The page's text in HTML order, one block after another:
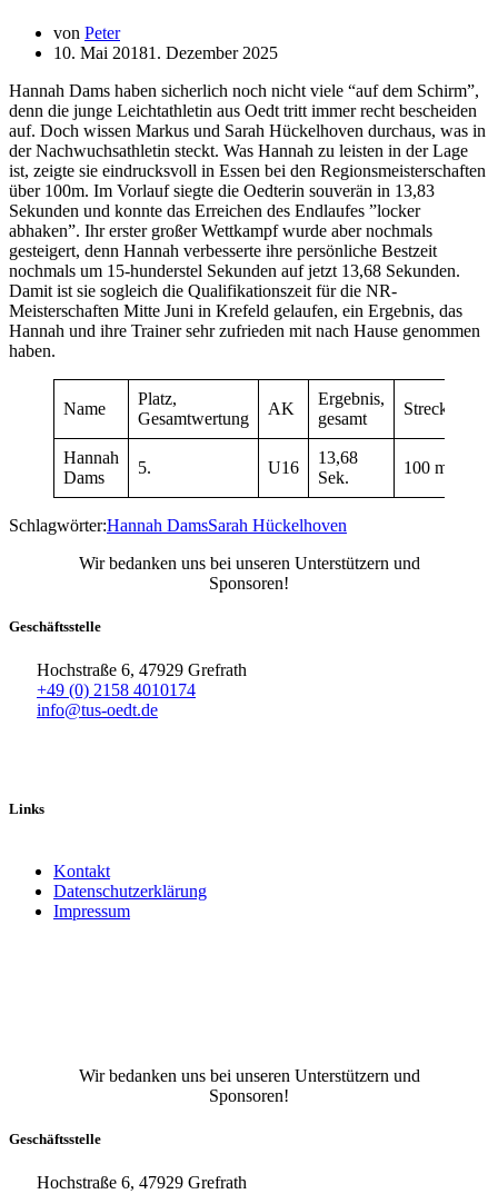
von Peter
10. Mai 20181. Dezember 2025
Hannah Dams haben sicherlich noch nicht viele “auf dem Schirm”,
denn die junge Leichtathletin aus Oedt tritt immer recht bescheiden
auf. Doch wissen Markus und Sarah Hückelhoven durchaus, was in
der Nachwuchsathletin steckt. Was Hannah zu leisten in der Lage
ist, zeigte sie eindrucksvoll in Essen bei den Regionsmeisterschaften
über 100m. Im Vorlauf siegte die Oedterin souverän in 13,83
Sekunden und konnte das Erreichen des Endlaufes ”locker
abhaken”. Ihr erster großer Wettkampf wurde aber nochmals
gesteigert, denn Hannah verbesserte ihre persönliche Bestzeit
nochmals um 15-hunderstel Sekunden auf jetzt 13,68 Sekunden.
Damit ist sie sogleich die Qualifikationszeit für die NR-
Meisterschaften Mitte Juni in Krefeld gelaufen, ein Ergebnis, das
Hannah und ihre Trainer sehr zufrieden mit nach Hause genommen
haben.
Name
Platz,
Gesamtwertung
AK
Ergebnis,
gesamt
Strecke/
Hannah
Dams
5. U16
13,68
Sek.
100 m
Schlagwörter:Hannah DamsSarah Hückelhoven
Wir bedanken uns bei unseren Unterstützern und
Sponsoren!
Geschäftsstelle
Hochstraße 6, 47929 Grefrath
+49 (0) 2158 4010174
info@tus-oedt.de
Links
Kontakt
Datenschutzerklärung
Impressum
Wir bedanken uns bei unseren Unterstützern und
Sponsoren!
Geschäftsstelle
Hochstraße 6, 47929 Grefrath